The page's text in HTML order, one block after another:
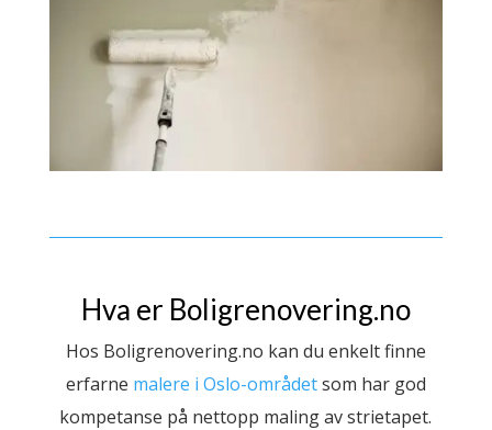
Hva er Boligrenovering.no
Hos Boligrenovering.no kan du enkelt finne
erfarne malere i Oslo-områdetsom har god
kompetanse på nettopp maling av strietapet.